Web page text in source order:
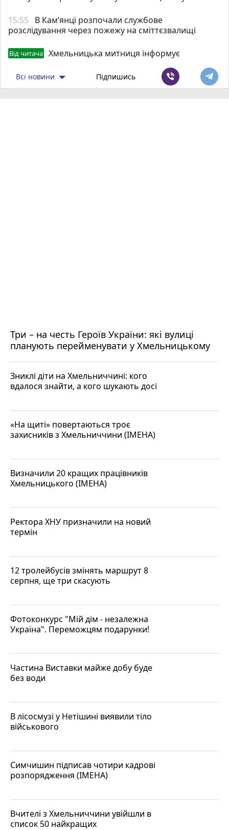
15:55
В Кам’янці розпочали службове
розслідування через пожежу на сміттєзвалищі
Від читача Хмельницька митниця інформує
Всі новини Підпишись
Три – на честь Героїв України: які вулиці
планують перейменувати у Хмельницькому
Зниклі діти на Хмельниччині: кого
вдалося знайти, а кого шукають досі
«На щиті» повертаються троє
захисників з Хмельниччини (ІМЕНА)
Визначили 20 кращих працівників
Хмельницького (ІМЕНА)
Ректора ХНУ призначили на новий
термін
12 тролейбусів змінять маршрут 8
серпня, ще три скасують
Фотоконкурс "Мій дім - незалежна
Україна". Переможцям подарунки!
Частина Виставки майже добу буде
без води
В лісосмузі у Нетішині виявили тіло
військового
Симчишин підписав чотири кадрові
розпорядження (ІМЕНА)
Вчителі з Хмельниччини увійшли в
список 50 найкращих